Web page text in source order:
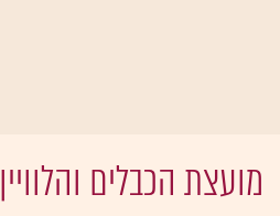
מועצת הכבלים והלוויין